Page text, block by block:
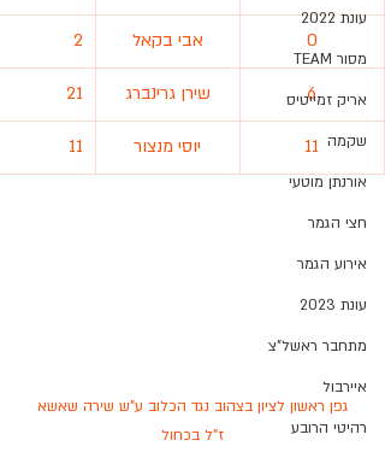
עונת 2022
מסור TEAM
אריק זמייטיס
שקמה
אורנתן מוטעי
חצי הגמר
אירוע הגמר
עונת 2023
מתחבר ראשל"צ
איירבול
רהיטי הרובע
0 אבי בקאל 2
6 שירן גרינברג 21
11 יוסי מנצור 11
גפן ראשון לציון בצהוב נגד הכלוב ע"ש שירה שאשא
ז"ל בכחול